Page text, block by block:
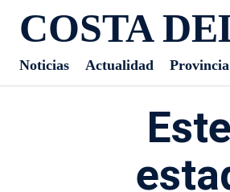
COSTA
Noticias Actualidad Provincia